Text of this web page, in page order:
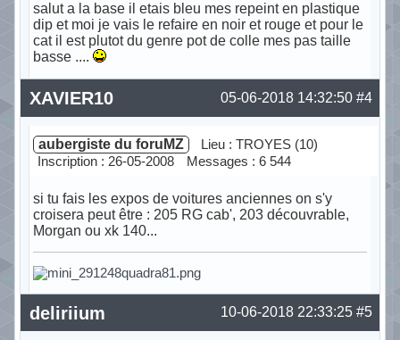
salut a la base il etais bleu mes repeint en plastique
dip et moi je vais le refaire en noir et rouge et pour le
cat il est plutot du genre pot de colle mes pas taille
basse ....
Hors ligne #4
05-06-2018 14:32:50
XAVIER10
aubergiste du foruMZ
Lieu : TROYES (10)
Inscription : 26-05-2008
Messages : 6 544
si tu fais les expos de voitures anciennes on s'y
croisera peut être : 205 RG cab', 203 découvrable,
Morgan ou xk 140...
Hors ligne #5
10-06-2018 22:33:25
deliriium